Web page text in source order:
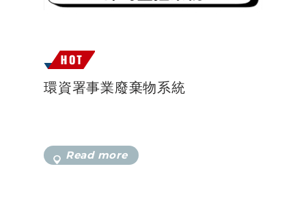
環資署事業廢棄物系統
Read more